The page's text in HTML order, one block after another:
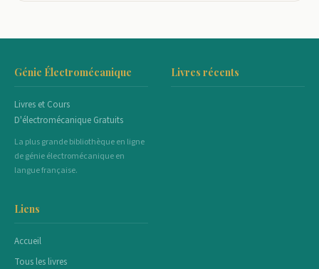
Génie Électromécanique
Livres et Cours
D'électromécanique Gratuits
La plus grande bibliothèque en ligne
de génie électromécanique en
langue française.
Livres récents
Liens
Accueil
Tous les livres